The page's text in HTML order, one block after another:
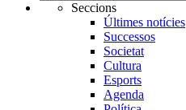
Seccions
Últimes notícies
Successos
Societat
Cultura
Esports
Agenda